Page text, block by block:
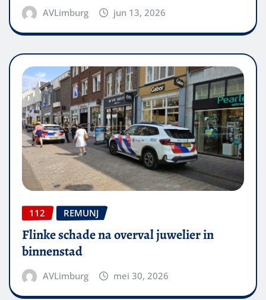
AVLimburg jun 13, 2026
112 REMUNJ
Flinke schade na overval juwelier in
binnenstad
AVLimburg mei 30, 2026